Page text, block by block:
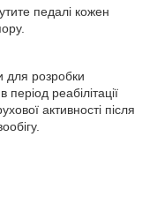
педалі кожен
для розробки
період реабілітації
активності після